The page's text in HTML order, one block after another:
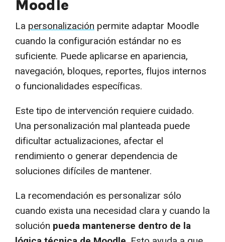
Moodle
La personalización permite adaptar Moodle
cuando la configuración estándar no es
suficiente. Puede aplicarse en apariencia,
navegación, bloques, reportes, flujos internos
o funcionalidades específicas.
Este tipo de intervención requiere cuidado.
Una personalización mal planteada puede
dificultar actualizaciones, afectar el
rendimiento o generar dependencia de
soluciones difíciles de mantener.
La recomendación es personalizar sólo
cuando exista una necesidad clara y cuando la
solución pueda mantenerse dentro de la